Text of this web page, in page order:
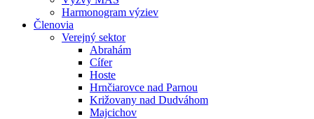
Harmonogram výziev
Členovia
Verejný sektor
Abrahám
Cífer
Hoste
Hrnčiarovce nad Parnou
Križovany nad Dudváhom
Majcichov